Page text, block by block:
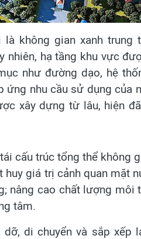
là không gian xanh
nhiên, hạ tầng khu vực
như đường dạo, hệ
nhu cầu sử dụng của
xây dựng từ lâu, hiện
cấu trúc tổng thể không
huy giá trị cảnh quan mặt
nâng cao chất lượng môi
tâm.
di chuyển và sắp xếp